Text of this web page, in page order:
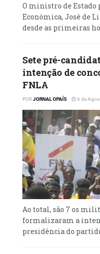
O ministro de Estado
Económica, José de
desde as primeiras
Sete pré-
intenção de
FNLA
PORJORNAL OPAÍS 6 de
Ao total, são 7 os
formalizaram a
presidência do partido